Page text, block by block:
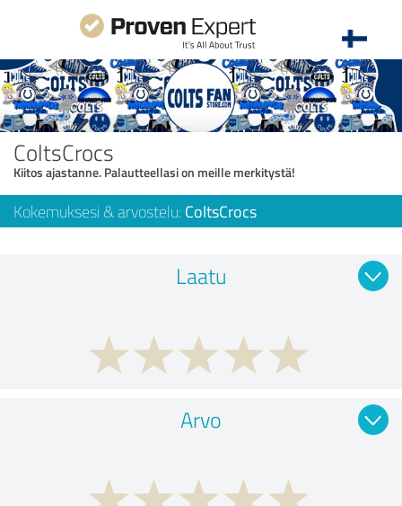
ColtsCrocs
Kiitos ajastanne. Palautteellasi on meille merkitystä!
Kokemuksesi & arvostelu: ColtsCrocs
Laatu
Arvo